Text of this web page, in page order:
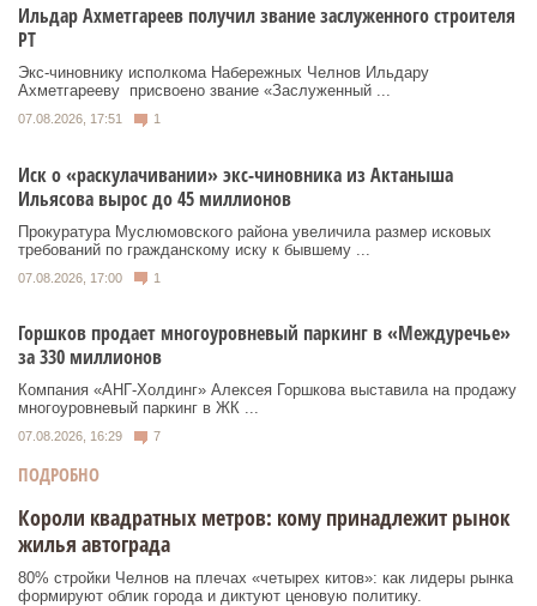
Ильдар Ахметгареев получил звание заслуженного строителя
РТ
Экс‑чиновнику исполкома Набережных Челнов Ильдару
Ахметгарееву присвоено звание «Заслуженный ...
07.08.2026, 17:51 1
Иск о «раскулачивании» экс-чиновника из Актаныша
Ильясова вырос до 45 миллионов
Прокуратура Муслюмовского района увеличила размер исковых
требований по гражданскому иску к бывшему ...
07.08.2026, 17:00 1
Горшков продает многоуровневый паркинг в «Междуречье»
за 330 миллионов
Компания «АНГ-Холдинг» Алексея Горшкова выставила на продажу
многоуровневый паркинг в ЖК ...
07.08.2026, 16:29 7
ПОДРОБНО
Короли квадратных метров: кому принадлежит рынок
жилья автограда
80% стройки Челнов на плечах «четырех китов»: как лидеры рынка
формируют облик города и диктуют ценовую политику.